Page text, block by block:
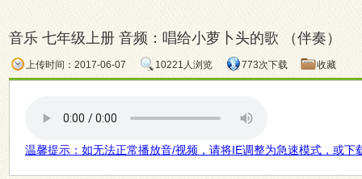
音乐 七年级上册 音频：唱给小萝卜头的歌 （伴奏）
上传时间：2017-06-07 10221人浏览 773次下载 收藏
温馨提示：如无法正常播放音/视频，请将IE调整为急速模式，或下